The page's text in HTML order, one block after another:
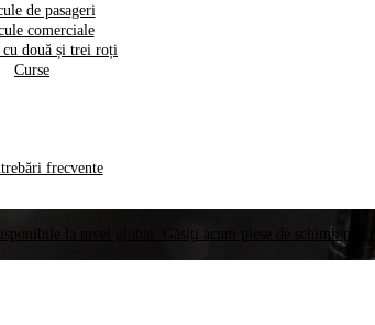
de pasageri
comerciale
cu două și trei roți
Curse
frecvente
la nivel global. Găsiți acum piese de schimb